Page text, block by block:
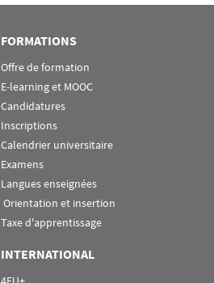
FORMATIONS
Offre de formation
E-learning et MOOC
Candidatures
Inscriptions
Calendrier universitaire
Examens
Langues enseignées
Orientation et insertion
Taxe d'apprentissage
INTERNATIONAL